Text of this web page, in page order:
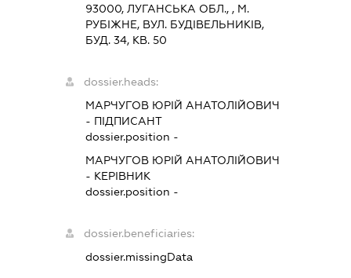
93000, ЛУГАНСЬКА ОБЛ., , М.
РУБІЖНЕ, ВУЛ. БУДІВЕЛЬНИКІВ,
БУД. 34, КВ. 50
dossier.heads:
МАРЧУГОВ ЮРІЙ АНАТОЛІЙОВИЧ
- ПІДПИСАНТ
dossier.position -
МАРЧУГОВ ЮРІЙ АНАТОЛІЙОВИЧ
- КЕРІВНИК
dossier.position -
dossier.beneficiaries:
dossier.missingData